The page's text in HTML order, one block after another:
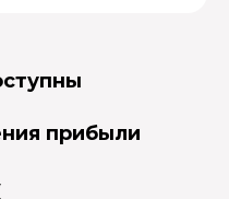
прибыли